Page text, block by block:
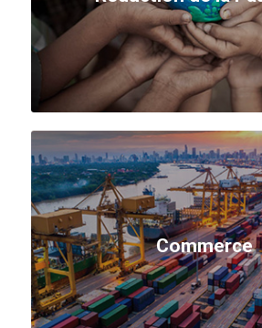
Commerce